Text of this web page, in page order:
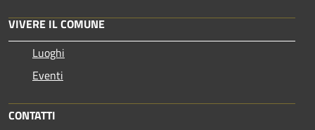
VIVERE IL COMUNE
Luoghi
Eventi
CONTATTI